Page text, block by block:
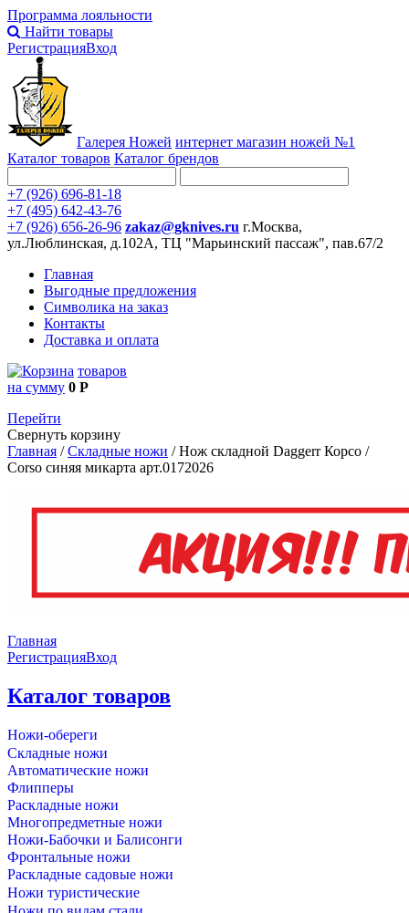
Программа лояльности
Найти товары
РегистрацияВход
Галерея Ножей интернет магазин ножей №1
Каталог товаров Каталог брендов
+7 (926) 696-81-18
+7 (495) 642-43-76
+7 (926) 656-26-96 zakaz@gknives.ru г.Москва,
ул.Люблинская, д.102А, ТЦ "Марьинский пассаж", пав.67/2
Главная
Выгодные предложения
Символика на заказ
Контакты
Доставка и оплата
товаров
на сумму 0 Р
Перейти
Свернуть корзину
Главная /Складные ножи /Нож складной Daggerr Корсо /
Corso синяя микарта арт.0172026
Главная
РегистрацияВход
Каталог товаров
Ножи-обереги
Складные ножи
Автоматические ножи
Флипперы
Раскладные ножи
Многопредметные ножи
Ножи-Бабочки и Балисонги
Фронтальные ножи
Раскладные садовые ножи
Ножи туристические